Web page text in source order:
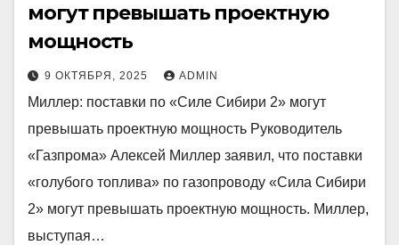
могут превышать проектную
мощность
9 ОКТЯБРЯ, 2025 ADMIN
Миллер: поставки по «Силе Сибири 2» могут
превышать проектную мощность Руководитель
«Газпрома» Алексей Миллер заявил, что поставки
«голубого топлива» по газопроводу «Сила Сибири
2» могут превышать проектную мощность. Миллер,
выступая…